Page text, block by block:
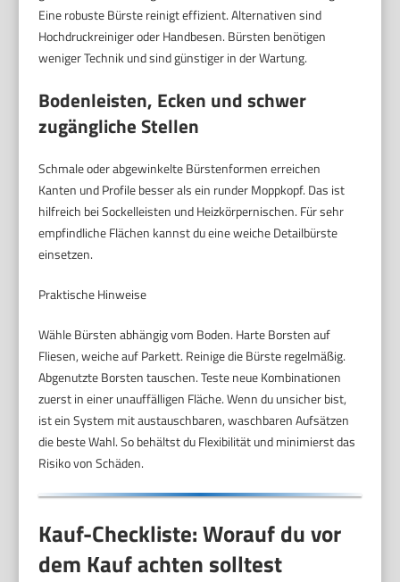
Eine robuste Bürste reinigt effizient. Alternativen sind
Hochdruckreiniger oder Handbesen. Bürsten benötigen
weniger Technik und sind günstiger in der Wartung.
Bodenleisten, Ecken und schwer
zugängliche Stellen
Schmale oder abgewinkelte Bürstenformen erreichen
Kanten und Profile besser als ein runder Moppkopf. Das ist
hilfreich bei Sockelleisten und Heizkörpernischen. Für sehr
empfindliche Flächen kannst du eine weiche Detailbürste
einsetzen.
Praktische Hinweise
Wähle Bürsten abhängig vom Boden. Harte Borsten auf
Fliesen, weiche auf Parkett. Reinige die Bürste regelmäßig.
Abgenutzte Borsten tauschen. Teste neue Kombinationen
zuerst in einer unauffälligen Fläche. Wenn du unsicher bist,
ist ein System mit austauschbaren, waschbaren Aufsätzen
die beste Wahl. So behältst du Flexibilität und minimierst das
Risiko von Schäden.
Kauf-Checkliste: Worauf du vor
dem Kauf achten solltest